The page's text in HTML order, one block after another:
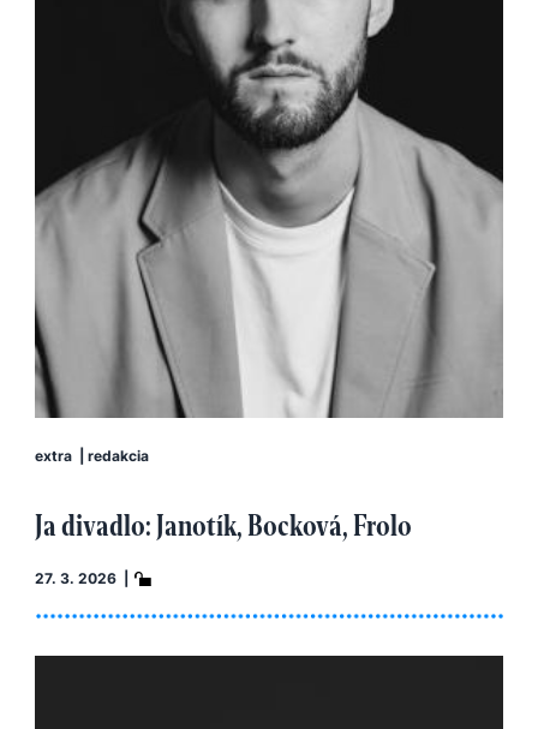
extra redakcia
Ja divadlo: Janotík, Bocková, Frolo
27. 3. 2026 |